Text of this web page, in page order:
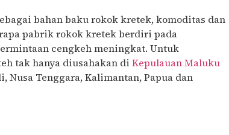
bahan baku rokok kretek, komoditas dan
pabrik rokok kretek berdiri pada
cengkeh meningkat. Untuk
tak hanya diusahakan di Kepulauan Maluku
Nusa Tenggara, Kalimantan, Papua dan